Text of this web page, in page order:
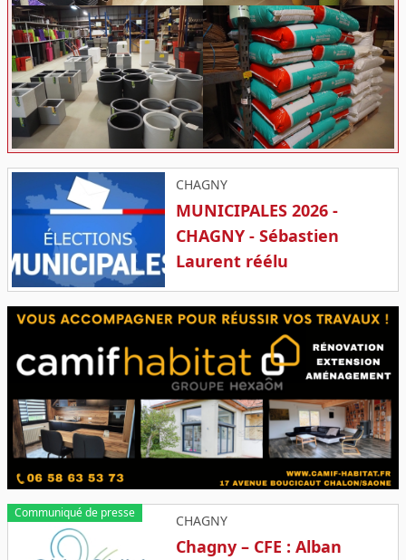
CHAGNY
MUNICIPALES 2026 -
CHAGNY - Sébastien
Laurent réélu
Communiqué de presse CHAGNY
Chagny – CFE : Alban